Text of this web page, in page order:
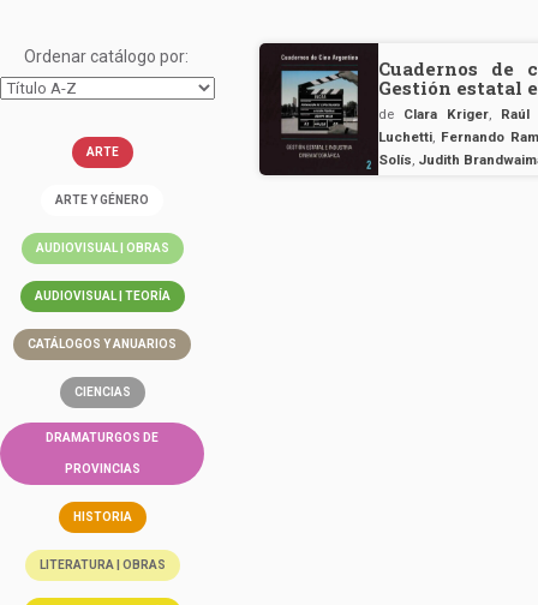
Ordenar catálogo por:
ARTE
ARTE Y GÉNERO
AUDIOVISUAL | OBRAS
AUDIOVISUAL | TEORÍA
CATÁLOGOS Y ANUARIOS
CIENCIAS
DRAMATURGOS DE
PROVINCIAS
HISTORIA
LITERATURA | OBRAS
Cuadernos de
Gestión estatal
de Clara Kriger,
Raúl
Luchetti, Fernando
Solís, Judith